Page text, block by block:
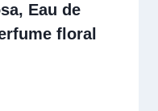
Eau de
floral